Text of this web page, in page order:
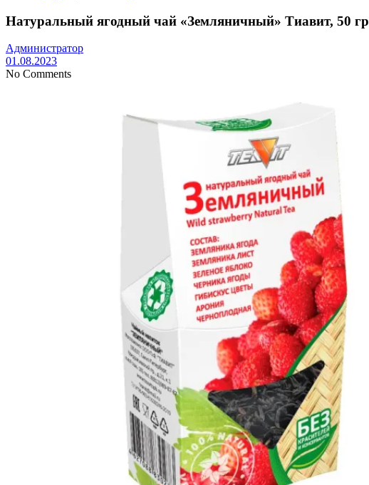
Натуральный ягодный чай «Земляничный» Тиавит, 50 гр
Администратор
01.08.2023
No Comments